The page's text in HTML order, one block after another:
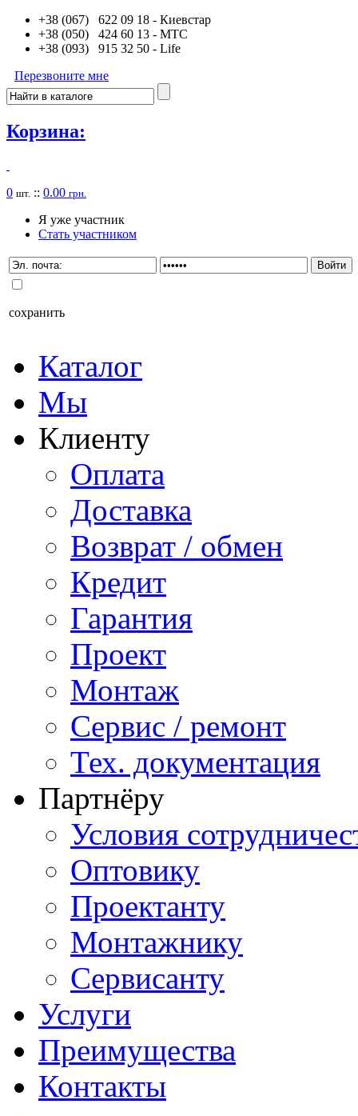
+38 (067) 622 09 18 - Киевстар
+38 (050) 424 60 13 - MTC
+38 (093) 915 32 50 - Life
Перезвоните мне
Корзина:
0 шт. :: 0.00 грн.
Я уже участник
Стать участником
сохранить
Каталог
Мы
Клиенту
Оплата
Доставка
Возврат / обмен
Кредит
Гарантия
Проект
Монтаж
Сервис / ремонт
Тех. документация
Партнёру
Условия
Оптовику
Проектанту
Монтажнику
Сервисанту
Услуги
Преимущества
Контакты